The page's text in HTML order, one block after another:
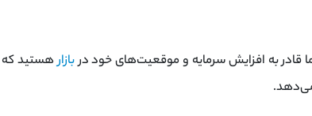
قادر به افزایش سرمایه و موقعیت‌های خود دربازارهستید که
می‌دهد.